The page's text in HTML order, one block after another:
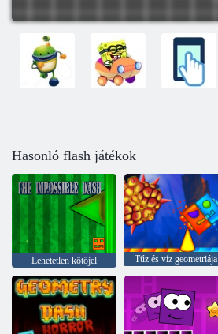
Hasonló flash játékok
Lehetetlen kötőjel Tűz és víz geometriája